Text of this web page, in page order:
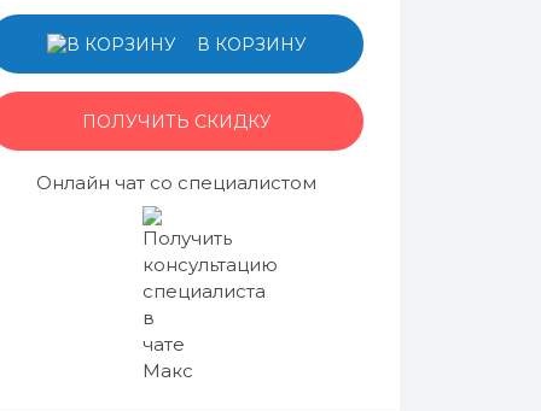
В КОРЗИНУ
ПОЛУЧИТЬ СКИДКУ
Онлайн чат со специалистом